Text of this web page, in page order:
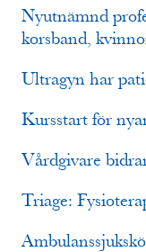
Nyutnämnd
korsband,
Ultragyn har
Kursstart för
Vårdgivare
Triage: